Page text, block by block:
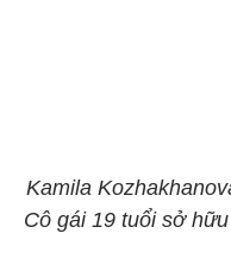
Kamila
Cô gái 19 tuổi sở